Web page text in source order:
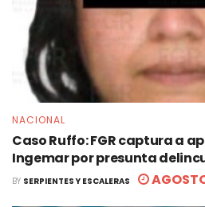
NACIONAL
Caso Ruffo: FGR captura a
Ingemar por presunta
BY SERPIENTES Y ESCALERAS